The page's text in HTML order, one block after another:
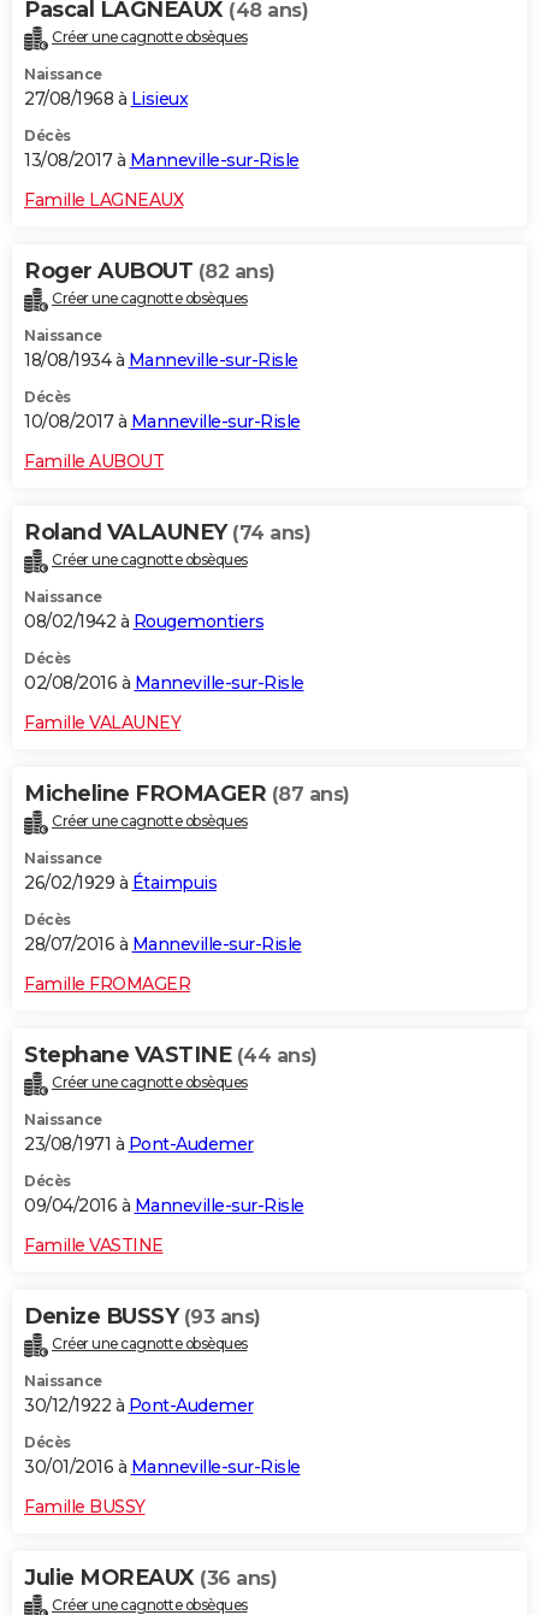
Pascal LAGNEAUX (48 ans)
Créer une cagnotte obsèques
Naissance
27/08/1968 à Lisieux
Décès
13/08/2017 à Manneville-sur-Risle
Famille LAGNEAUX
Roger AUBOUT (82 ans)
Créer une cagnotte obsèques
Naissance
18/08/1934 à Manneville-sur-Risle
Décès
10/08/2017 à Manneville-sur-Risle
Famille AUBOUT
Roland VALAUNEY (74 ans)
Créer une cagnotte obsèques
Naissance
08/02/1942 à Rougemontiers
Décès
02/08/2016 à Manneville-sur-Risle
Famille VALAUNEY
Micheline FROMAGER (87 ans)
Créer une cagnotte obsèques
Naissance
26/02/1929 à Étaimpuis
Décès
28/07/2016 à Manneville-sur-Risle
Famille FROMAGER
Stephane VASTINE (44 ans)
Créer une cagnotte obsèques
Naissance
23/08/1971 à Pont-Audemer
Décès
09/04/2016 à Manneville-sur-Risle
Famille VASTINE
Denize BUSSY (93 ans)
Créer une cagnotte obsèques
Naissance
30/12/1922 à Pont-Audemer
Décès
30/01/2016 à Manneville-sur-Risle
Famille BUSSY
Julie MOREAUX (36 ans)
Créer une cagnotte obsèques